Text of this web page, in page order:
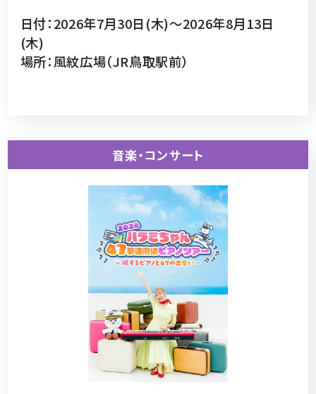
日付：2026年7月30日(木)～2026年8月13日
(木)
場所：風紋広場（JR鳥取駅前）
音楽・コンサート